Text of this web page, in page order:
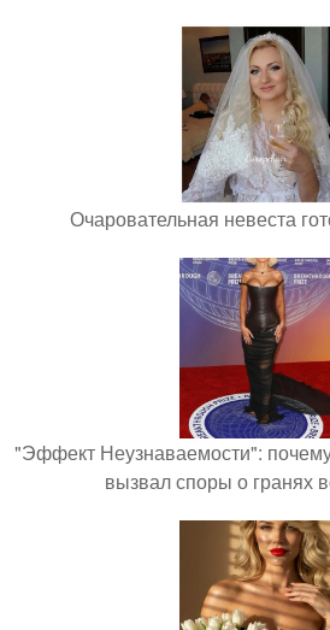
Очаровательная невеста
"Эффект Неузнаваемости":
вызвал споры о гранях